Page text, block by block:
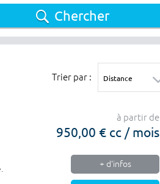
Chercher
Trier par :
à partir de
950,00 € cc / mois
+ d'infos